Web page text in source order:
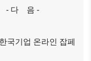
ら
社
タ
スレタ
日本生
活・便
-
국기업 온라인 잡페